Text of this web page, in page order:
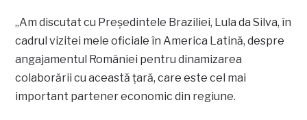
„Am discutat cu Președintele Braziliei, Lula da Silva, în
cadrul vizitei mele oficiale în America Latină, despre
angajamentul României pentru dinamizarea
colaborării cu această țară, care este cel mai
important partener economic din regiune.